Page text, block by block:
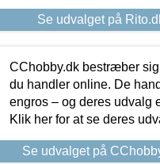
Se udvalget på
CChobby.dk bestræber
du handler online. De
engros – og deres udvalg
Klik her for at se deres
Se udvalget på